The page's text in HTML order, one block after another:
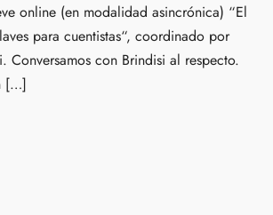
online (en modalidad asincrónica) “El
para cuentistas“, coordinado por
Conversamos con Brindisi al respecto.
[…]